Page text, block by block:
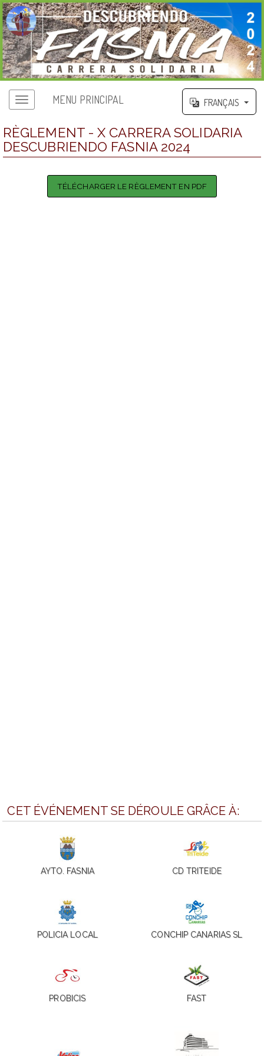
MENU PRINCIPAL FRANÇAIS
RÈGLEMENT - X CARRERA SOLIDARIA
DESCUBRIENDO FASNIA 2024
TÉLÉCHARGER LE RÈGLEMENT EN PDF
CET ÉVÉNEMENT SE DÉROULE GRÂCE À:
AYTO. FASNIA CD TRITEIDE
POLICIA LOCAL CONCHIP CANARIAS SL
PROBICIS FAST